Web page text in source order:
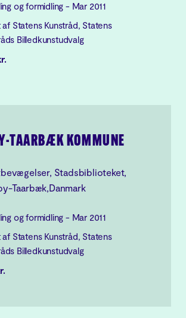
og formidling - Mar 2011
Statens Kunstråd, Statens
Billedkunstudvalg
TAARBÆK KOMMUNE
Stadsbiblioteket,
Taarbæk,Danmark
og formidling - Mar 2011
Statens Kunstråd, Statens
Billedkunstudvalg